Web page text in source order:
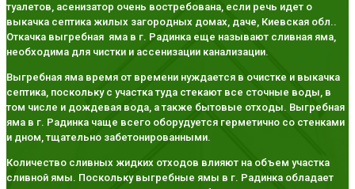
туалетов, асенизатор очень востребована, если речь идет о
выкачка септика жилых загородных домах, даче, Киевская обл..
Откачка выгребная яма в г. Радинка еще называют сливная яма,
необходима для чистки и ассенизации канализации.
Выгребная яма время от времени нуждается в очистке и выкачка
септика, поскольку с участка туда стекают все сточные воды, в
том числе и дождевая вода, а также бытовые отходы. Выгребная
яма в г. Радинка чаще всего оборудуется герметично со стенками
и дном, тщательно забетонированными.
Количество сливных жидких отходов влияют на объем участка
сливной ямы. Поскольку выгребные ямы в г. Радинка обладает